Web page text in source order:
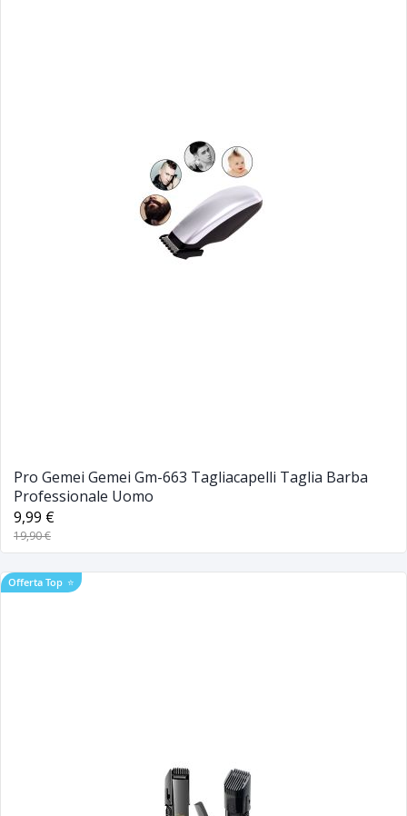
Pro Gemei Gemei Gm-663 Tagliacapelli Taglia Barba
Professionale Uomo
9,99 €
19,90 €
Offerta Top ⭐